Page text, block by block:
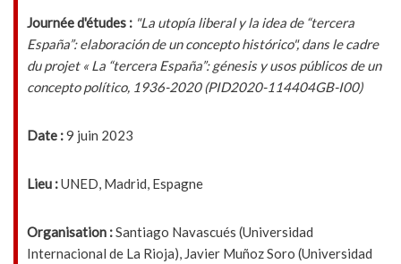
Journée d'études : "La utopía liberal y la idea de “tercera
España”: elaboración de un concepto histórico", dans le cadre
du projet « La “tercera España”: génesis y usos públicos de un
concepto político, 1936-2020 (PID2020-114404GB-I00)
Date :9 juin 2023
Lieu :UNED, Madrid, Espagne
Organisation :Santiago Navascués (Universidad
Internacional de La Rioja), Javier Muñoz Soro (Universidad